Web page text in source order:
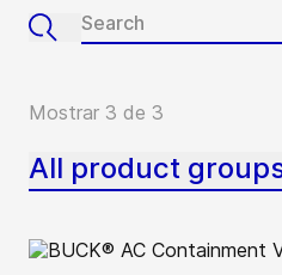
Mostrar 3 de 3
All product